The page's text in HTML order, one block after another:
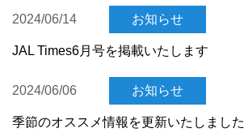
2024/06/14 お知らせ
JAL Times6月号を掲載いたします
2024/06/06 お知らせ
季節のオススメ情報を更新いたしました